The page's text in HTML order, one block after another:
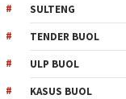
SULTENG
TENDER BUOL
ULP BUOL
KASUS BUOL